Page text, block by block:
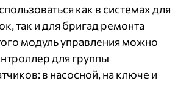
как в системах для
так и для бригад ремонта
модуль управления можно
для группы
в насосной, на ключе и